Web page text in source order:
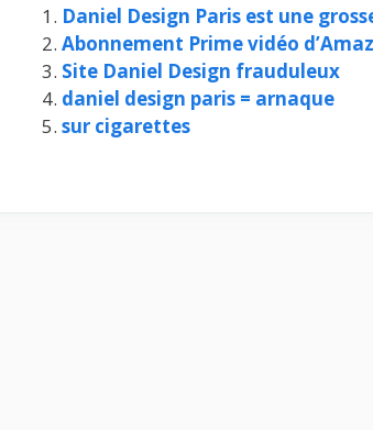
Daniel Design Paris est une
Abonnement Prime vidéo
Site Daniel Design frauduleux
daniel design paris = arnaque
sur cigarettes